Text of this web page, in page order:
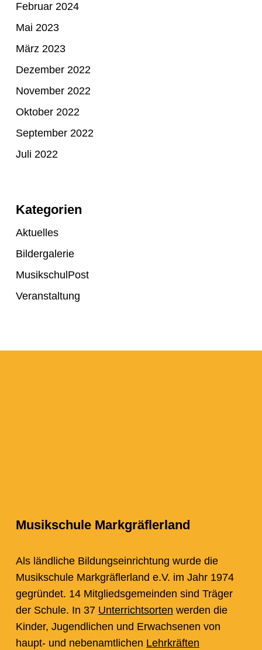
Februar 2024
Mai 2023
März 2023
Dezember 2022
November 2022
Oktober 2022
September 2022
Juli 2022
Kategorien
Aktuelles
Bildergalerie
MusikschulPost
Veranstaltung
Musikschule Markgräflerland
Als ländliche Bildungseinrichtung wurde die
Musikschule Markgräflerland e.V. im Jahr 1974
gegründet. 14 Mitgliedsgemeinden sind Träger
der Schule. In 37 Unterrichtsorten werden die
Kinder, Jugendlichen und Erwachsenen von
haupt- und nebenamtlichen Lehrkräften